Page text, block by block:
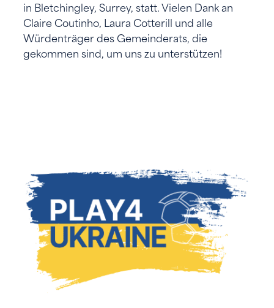
in Bletchingley, Surrey, statt. Vielen Dank an
Claire Coutinho, Laura Cotterill und alle
Würdenträger des Gemeinderats, die
gekommen sind, um uns zu unterstützen!